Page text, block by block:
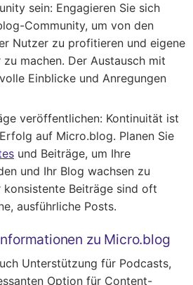
sein: Engagieren Sie sich
Community, um von den
Nutzer zu profitieren und eigene
machen. Der Austausch mit
Einblicke und Anregungen
veröffentlichen: Kontinuität ist
auf Micro.blog. Planen Sie
und Beiträge, um Ihre
und Ihr Blog wachsen zu
konsistente Beiträge sind oft
ausführliche Posts.
zu Micro.blog
Unterstützung für Podcasts,
Option für Content-